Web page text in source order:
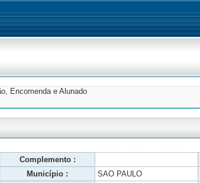
Encomenda e Alunado
Complemento :
Município : SAO PAULO